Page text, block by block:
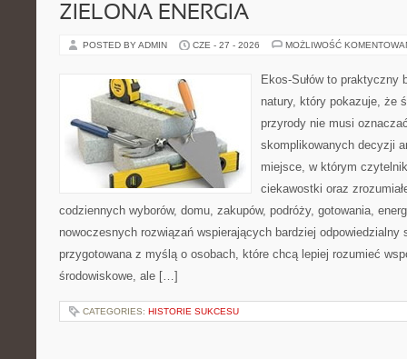
ZIELONA ENERGIA
POSTED BY ADMIN CZE - 27 - 2026 MOŻLIWOŚĆ
Ekos-Sułów to praktyczny
natury, który pokazuje, że
przyrody nie musi
skomplikowanych decyzji
miejsce, w którym
ciekawostki oraz
codziennych wyborów, domu, zakupów, podróży, gotowania,
nowoczesnych rozwiązań wspierających bardziej odpowiedzialny
przygotowana z myślą o osobach, które chcą lepiej rozumieć
środowiskowe, ale […]
CATEGORIES: HISTORIE SUKCESU